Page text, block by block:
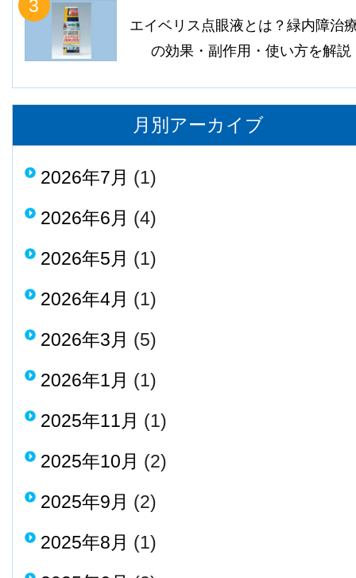
3
エイベリス点眼液とは？緑内障治
の効果・副作用・使い方を解説
月別アーカイブ
2026年7月 (1)
2026年6月 (4)
2026年5月 (1)
2026年4月 (1)
2026年3月 (5)
2026年1月 (1)
2025年11月 (1)
2025年10月 (2)
2025年9月 (2)
2025年8月 (1)